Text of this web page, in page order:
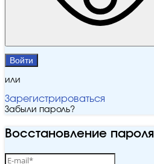
Войти
или
Зарегистрироваться
Забыли пароль?
Восстановление пароля